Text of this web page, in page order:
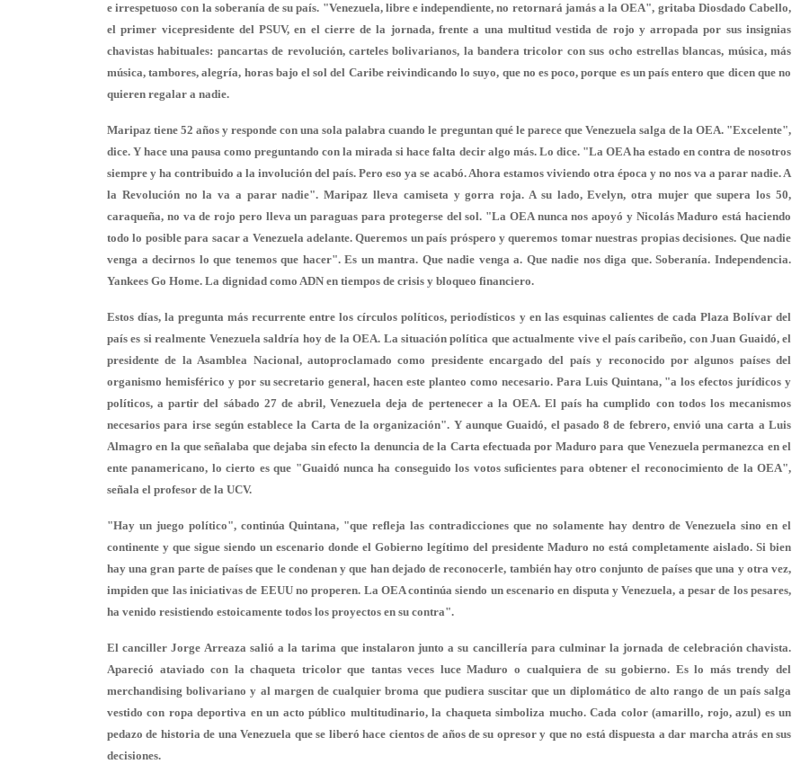
e irrespetuoso con la soberanía de su país. "Venezuela, libre e independiente, no retornará jamás a la OEA", gritaba Diosdado Cabello,
el primer vicepresidente del PSUV, en el cierre de la jornada, frente a una multitud vestida de rojo y arropada por sus insignias
chavistas habituales: pancartas de revolución, carteles bolivarianos, la bandera tricolor con sus ocho estrellas blancas, música, más
música, tambores, alegría, horas bajo el sol del Caribe reivindicando lo suyo, que no es poco, porque es un país entero que dicen que no
quieren regalar a nadie.
Maripaz tiene 52 años y responde con una sola palabra cuando le preguntan qué le parece que Venezuela salga de la OEA. "Excelente",
dice. Y hace una pausa como preguntando con la mirada si hace falta decir algo más. Lo dice. "La OEA ha estado en contra de nosotros
siempre y ha contribuido a la involución del país. Pero eso ya se acabó. Ahora estamos viviendo otra época y no nos va a parar nadie. A
la Revolución no la va a parar nadie". Maripaz lleva camiseta y gorra roja. A su lado, Evelyn, otra mujer que supera los 50,
caraqueña, no va de rojo pero lleva un paraguas para protegerse del sol. "La OEA nunca nos apoyó y Nicolás Maduro está haciendo
todo lo posible para sacar a Venezuela adelante. Queremos un país próspero y queremos tomar nuestras propias decisiones. Que nadie
venga a decirnos lo que tenemos que hacer". Es un mantra. Que nadie venga a. Que nadie nos diga que. Soberanía. Independencia.
Yankees Go Home. La dignidad como ADN en tiempos de crisis y bloqueo financiero.
Estos días, la pregunta más recurrente entre los círculos políticos, periodísticos y en las esquinas calientes de cada Plaza Bolívar del
país es si realmente Venezuela saldría hoy de la OEA. La situación política que actualmente vive el país caribeño, con Juan Guaidó, el
presidente de la Asamblea Nacional, autoproclamado como presidente encargado del país y reconocido por algunos países del
organismo hemisférico y por su secretario general, hacen este planteo como necesario. Para Luis Quintana, "a los efectos jurídicos y
políticos, a partir del sábado 27 de abril, Venezuela deja de pertenecer a la OEA. El país ha cumplido con todos los mecanismos
necesarios para irse según establece la Carta de la organización". Y aunque Guaidó, el pasado 8 de febrero, envió una carta a Luis
Almagro en la que señalaba que dejaba sin efecto la denuncia de la Carta efectuada por Maduro para que Venezuela permanezca en el
ente panamericano, lo cierto es que "Guaidó nunca ha conseguido los votos suficientes para obtener el reconocimiento de la OEA",
señala el profesor de la UCV.
"Hay un juego político", continúa Quintana, "que refleja las contradicciones que no solamente hay dentro de Venezuela sino en el
continente y que sigue siendo un escenario donde el Gobierno legítimo del presidente Maduro no está completamente aislado. Si bien
hay una gran parte de países que le condenan y que han dejado de reconocerle, también hay otro conjunto de países que una y otra vez,
impiden que las iniciativas de EEUU no properen. La OEA continúa siendo un escenario en disputa y Venezuela, a pesar de los pesares,
ha venido resistiendo estoicamente todos los proyectos en su contra".
El canciller Jorge Arreaza salió a la tarima que instalaron junto a su cancillería para culminar la jornada de celebración chavista.
Apareció ataviado con la chaqueta tricolor que tantas veces luce Maduro o cualquiera de su gobierno. Es lo más trendy del
merchandising bolivariano y al margen de cualquier broma que pudiera suscitar que un diplomático de alto rango de un país salga
vestido con ropa deportiva en un acto público multitudinario, la chaqueta simboliza mucho. Cada color (amarillo, rojo, azul) es un
pedazo de historia de una Venezuela que se liberó hace cientos de años de su opresor y que no está dispuesta a dar marcha atrás en sus
decisiones.